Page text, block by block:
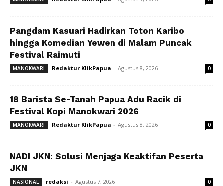
Pangdam Kasuari Hadirkan Toton Karibo
hingga Komedian Yewen di Malam Puncak
Festival Raimuti
MANOKWARI Redaktur KlikPapua - Agustus 8, 2026 0
18 Barista Se-Tanah Papua Adu Racik di
Festival Kopi Manokwari 2026
MANOKWARI Redaktur KlikPapua - Agustus 8, 2026 0
NADI JKN: Solusi Menjaga Keaktifan Peserta
JKN
NASIONAL redaksi - Agustus 7, 2026 0